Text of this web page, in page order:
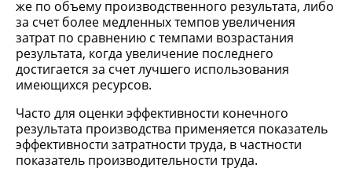
же по объему производственного результата, либо
за счет более медленных темпов увеличения
затрат по сравнению с темпами возрастания
результата, когда увеличение последнего
достигается за счет лучшего использования
имеющихся ресурсов.
Часто для оценки эффективности конечного
результата производства применяется показатель
эффективности затратности труда, в частности
показатель производительности труда.